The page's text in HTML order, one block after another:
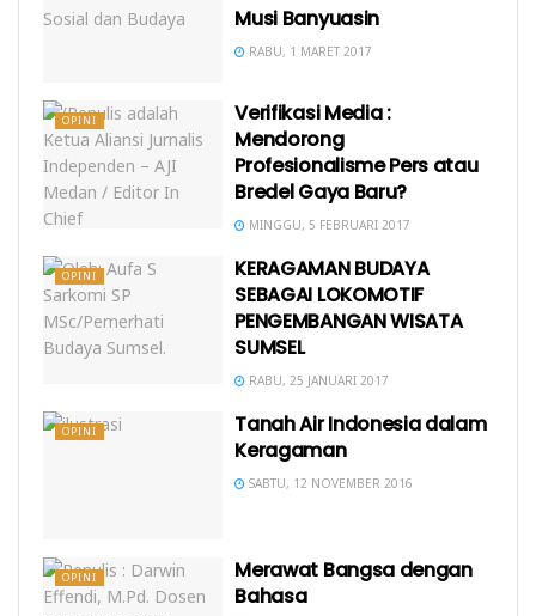
Musi Banyuasin
RABU, 1 MARET 2017
OPINI
Verifikasi Media :
Mendorong
Profesionalisme Pers atau
Bredel Gaya Baru?
MINGGU, 5 FEBRUARI 2017
OPINI
KERAGAMAN BUDAYA
SEBAGAI LOKOMOTIF
PENGEMBANGAN WISATA
SUMSEL
RABU, 25 JANUARI 2017
OPINI
Tanah Air Indonesia dalam
Keragaman
SABTU, 12 NOVEMBER 2016
OPINI
Merawat Bangsa dengan
Bahasa